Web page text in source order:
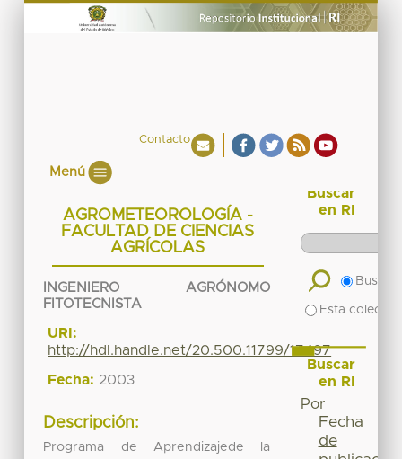
Contacto
Menú
AGROMETEOROLOGÍA -
FACULTAD DE CIENCIAS
AGRÍCOLAS
INGENIERO AGRÓNOMO
FITOTECNISTA
URI:
http://hdl.handle.net/20.500.11799/17497
Fecha: 2003
Descripción:
Programa de Aprendizajede la
Buscar
en RI
Buscar
Esta
Buscar
en RI
Por
Fecha
de